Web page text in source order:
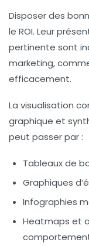
Disposer des
le ROI. Leur
pertinente sont
marketing,
efficacement.
La visualisation
graphique et
peut passer par :
Tableaux de
Graphiques
Infographies
Heatmaps et